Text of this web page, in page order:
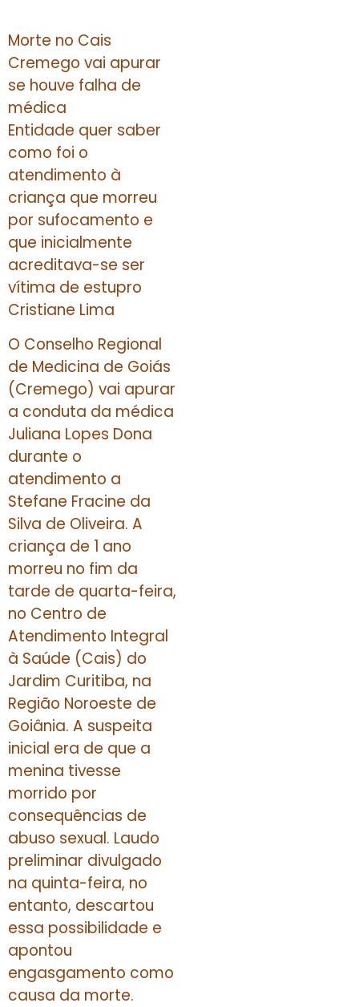
Morte no Cais
Cremego vai apurar
se houve falha de
médica
Entidade quer saber
como foi o
atendimento à
criança que morreu
por sufocamento e
que inicialmente
acreditava-se ser
vítima de estupro
Cristiane Lima
O Conselho Regional
de Medicina de Goiás
(Cremego) vai apurar
a conduta da médica
Juliana Lopes Dona
durante o
atendimento a
Stefane Fracine da
Silva de Oliveira. A
criança de 1 ano
morreu no fim da
tarde de quarta-feira,
no Centro de
Atendimento Integral
à Saúde (Cais) do
Jardim Curitiba, na
Região Noroeste de
Goiânia. A suspeita
inicial era de que a
menina tivesse
morrido por
consequências de
abuso sexual. Laudo
preliminar divulgado
na quinta-feira, no
entanto, descartou
essa possibilidade e
apontou
engasgamento como
causa da morte.